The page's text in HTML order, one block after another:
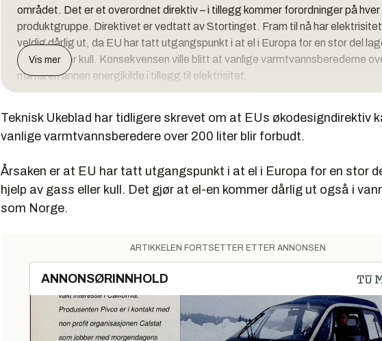
området. Det er et overordnet direktiv – i tillegg kommer forordninger på hver
produktgruppe. Direktivet er vedtatt av Stortinget. Fram til nå har
veldig dårlig ut, da EU har tatt utgangspunkt i at el i Europa for en stor del
av gass eller kull. Konsekvensen ville blitt at vanlige varmtvannsberederne
må ha en annen energikilde i tillegg til elektrisitet.
Vis mer
Teknisk Ukeblad har tidligere skrevet om at EUs økodesigndirektiv
vanlige varmtvannsberedere over 200 liter blir forbudt.
Årsaken er at EU har tatt utgangspunkt i at el i Europa for en stor
hjelp av gass eller kull. Det gjør at el-en kommer dårlig ut også i
som Norge.
ARTIKKELEN FORTSETTER ETTER ANNONSEN
ANNONSØRINNHOLD